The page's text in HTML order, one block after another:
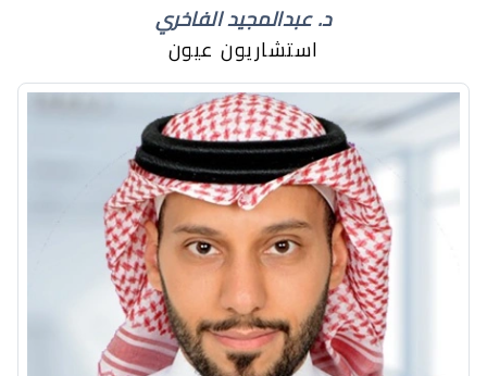
د. عبدالمجيد الفاخري
استشاريون عيون